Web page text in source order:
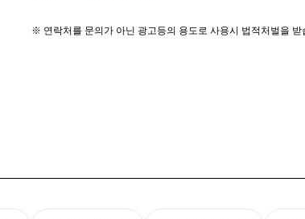
※ 연락처를 문의가 아닌 광고등의 용도로 사용시 법적처벌을 받